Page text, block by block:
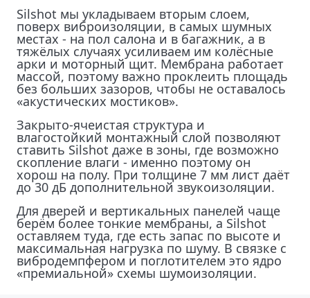
Silshot мы укладываем вторым слоем,
поверх виброизоляции, в самых шумных
местах - на пол салона и в багажник, а в
тяжёлых случаях усиливаем им колёсные
арки и моторный щит. Мембрана работает
массой, поэтому важно проклеить площадь
без больших зазоров, чтобы не оставалось
«акустических мостиков».
Закрыто-ячеистая структура и
влагостойкий монтажный слой позволяют
ставить Silshot даже в зоны, где возможно
скопление влаги - именно поэтому он
хорош на полу. При толщине 7 мм лист даёт
до 30 дБ дополнительной звукоизоляции.
Для дверей и вертикальных панелей чаще
берём более тонкие мембраны, а Silshot
оставляем туда, где есть запас по высоте и
максимальная нагрузка по шуму. В связке с
вибродемпфером и поглотителем это ядро
«премиальной» схемы шумоизоляции.